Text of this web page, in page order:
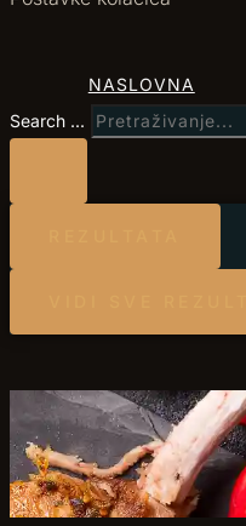
NASLOVNA
Search ...